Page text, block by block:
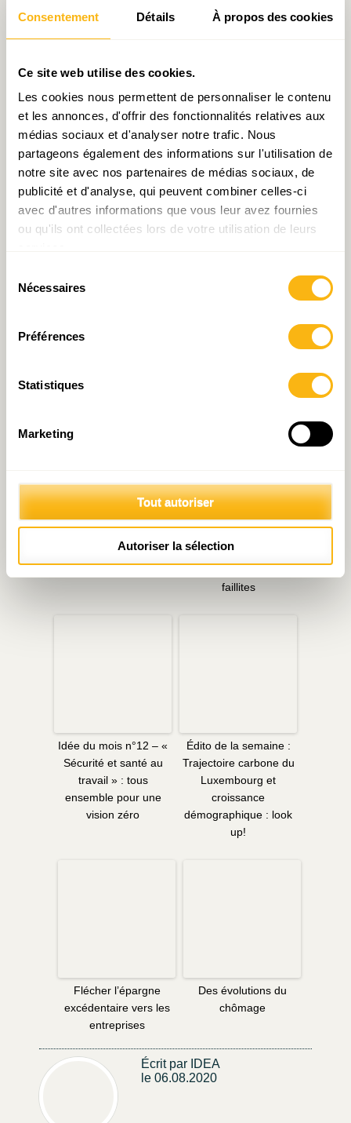
Consentement Détails À propos des cookies
Ce site web utilise des cookies.
Les cookies nous permettent de personnaliser le contenu
et les annonces, d'offrir des fonctionnalités relatives aux
médias sociaux et d'analyser notre trafic. Nous
partageons également des informations sur l'utilisation de
notre site avec nos partenaires de médias sociaux, de
publicité et d'analyse, qui peuvent combiner celles-ci
avec d'autres informations que vous leur avez fournies
ou qu'ils ont collectées lors de votre utilisation de leurs
Nécessaires
Préférences
Statistiques
Marketing
Tout autoriser
Autoriser la sélection
Economique et Social :
Pour télécharger le Tableau de Bord
Economique et Social :
Deux questions sur le
« Août of the box » : La
faillites
Idée du mois n°12 – «
Sécurité et santé au
travail » : tous
ensemble pour une
vision zéro
Édito de la semaine :
Trajectoire carbone du
Luxembourg et
croissance
démographique : look
up!
Flécher l’épargne
excédentaire vers les
entreprises
Des évolutions du
chômage
Écrit par IDEA
le 06.08.2020